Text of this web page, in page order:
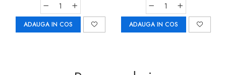
ADAUGA IN COS ADAUGA IN COS